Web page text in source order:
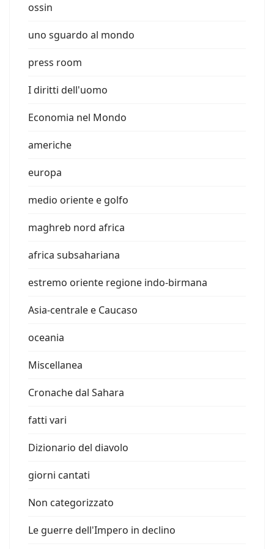
ossin
uno sguardo al mondo
press room
I diritti dell'uomo
Economia nel Mondo
americhe
europa
medio oriente e golfo
maghreb nord africa
africa subsahariana
estremo oriente regione indo-birmana
Asia-centrale e Caucaso
oceania
Miscellanea
Cronache dal Sahara
fatti vari
Dizionario del diavolo
giorni cantati
Non categorizzato
Le guerre dell'Impero in declino